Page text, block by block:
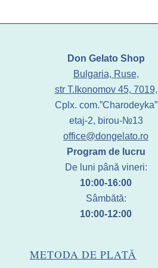
Don Gelato Shop
Bulgaria, Ruse,
str T.Ikonomov 45, 7019,
Cplx. com.”Charodeyka”
etaj-2, birou-№13
office@dongelato.ro
Program de lucru
De luni până vineri:
10:00-16:00
Sâmbătă:
10:00-12:00
METODA DE PLATĂ